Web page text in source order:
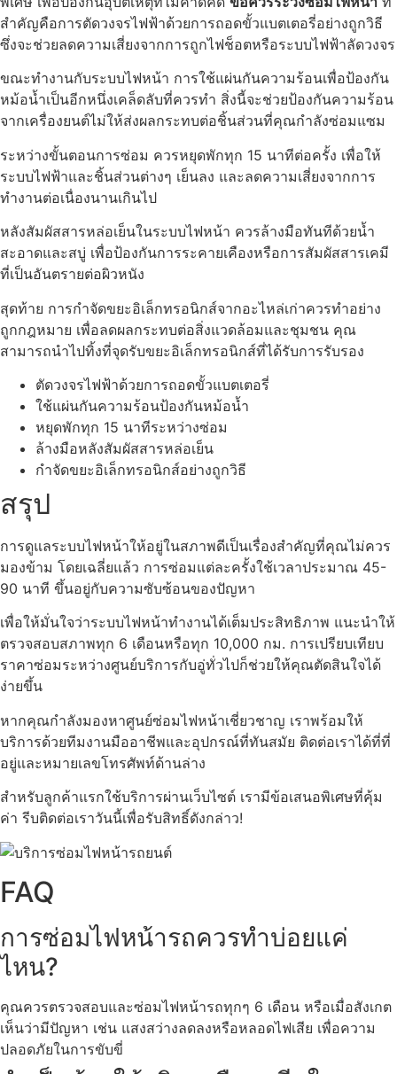
สำคัญคือการตัดวงจรไฟฟ้าด้วยการถอดขั้วแบตเตอรี่อย่างถูกวิธี
ซึ่งจะช่วยลดความเสี่ยงจากการถูกไฟช็อตหรือระบบไฟฟ้าลัดวงจร
ขณะทำงานกับระบบไฟหน้า การใช้แผ่นกันความร้อนเพื่อป้องกัน
หม้อน้ำเป็นอีกหนึ่งเคล็ดลับที่ควรทำ สิ่งนี้จะช่วยป้องกันความร้อน
จากเครื่องยนต์ไม่ให้ส่งผลกระทบต่อชิ้นส่วนที่คุณกำลังซ่อมแซม
ระหว่างขั้นตอนการซ่อม ควรหยุดพักทุก 15 นาทีต่อครั้ง เพื่อให้
ระบบไฟฟ้าและชิ้นส่วนต่างๆ เย็นลง และลดความเสี่ยงจากการ
ทำงานต่อเนื่องนานเกินไป
หลังสัมผัสสารหล่อเย็นในระบบไฟหน้า ควรล้างมือทันทีด้วยน้ำ
สะอาดและสบู่ เพื่อป้องกันการระคายเคืองหรือการสัมผัสสารเคมี
ที่เป็นอันตรายต่อผิวหนัง
สุดท้าย การกำจัดขยะอิเล็กทรอนิกส์จากอะไหล่เก่าควรทำอย่าง
ถูกกฎหมาย เพื่อลดผลกระทบต่อสิ่งแวดล้อมและชุมชน คุณ
สามารถนำไปทิ้งที่จุดรับขยะอิเล็กทรอนิกส์ที่ได้รับการรับรอง
ตัดวงจรไฟฟ้าด้วยการถอดขั้วแบตเตอรี่
ใช้แผ่นกันความร้อนป้องกันหม้อน้ำ
หยุดพักทุก 15 นาทีระหว่างซ่อม
ล้างมือหลังสัมผัสสารหล่อเย็น
กำจัดขยะอิเล็กทรอนิกส์อย่างถูกวิธี
สรุป
การดูแลระบบไฟหน้าให้อยู่ในสภาพดีเป็นเรื่องสำคัญที่คุณไม่ควร
มองข้าม โดยเฉลี่ยแล้ว การซ่อมแต่ละครั้งใช้เวลาประมาณ 45-
90 นาที ขึ้นอยู่กับความซับซ้อนของปัญหา
เพื่อให้มั่นใจว่าระบบไฟหน้าทำงานได้เต็มประสิทธิภาพ แนะนำให้
ตรวจสอบสภาพทุก 6 เดือนหรือทุก 10,000 กม. การเปรียบเทียบ
ราคาซ่อมระหว่างศูนย์บริการกับอู่ทั่วไปก็ช่วยให้คุณตัดสินใจได้
ง่ายขึ้น
หากคุณกำลังมองหาศูนย์ซ่อมไฟหน้าเชี่ยวชาญ เราพร้อมให้
บริการด้วยทีมงานมืออาชีพและอุปกรณ์ที่ทันสมัย ติดต่อเราได้ที่ที่
อยู่และหมายเลขโทรศัพท์ด้านล่าง
สำหรับลูกค้าแรกใช้บริการผ่านเว็บไซต์ เรามีข้อเสนอพิเศษที่คุ้ม
ค่า รีบติดต่อเราวันนี้เพื่อรับสิทธิ์ดังกล่าว!
FAQ
การซ่อมไฟหน้ารถควรทำบ่อยแค่
ไหน?
คุณควรตรวจสอบและซ่อมไฟหน้ารถทุกๆ 6 เดือน หรือเมื่อสังเกต
เห็นว่ามีปัญหา เช่น แสงสว่างลดลงหรือหลอดไฟเสีย เพื่อความ
ปลอดภัยในการขับขี่